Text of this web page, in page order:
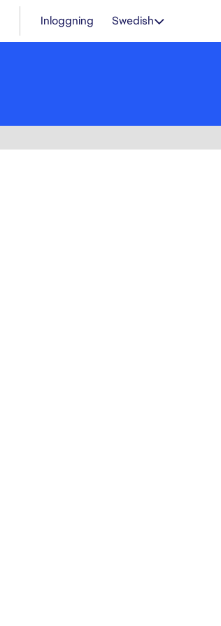
Inloggning Swedish